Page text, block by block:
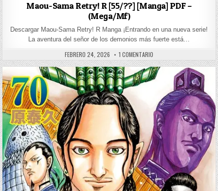
Maou-Sama Retry! R [55/??] [Manga] PDF –
(Mega/Mf)
Descargar Maou-Sama Retry! R Manga ¡Entrando en una nueva serie!
La aventura del señor de los demonios más fuerte está…
PUBLISHED DATE:
FEBRERO 24, 2026 1 COMENTARIO EN MAOU-SAMA RETRY!